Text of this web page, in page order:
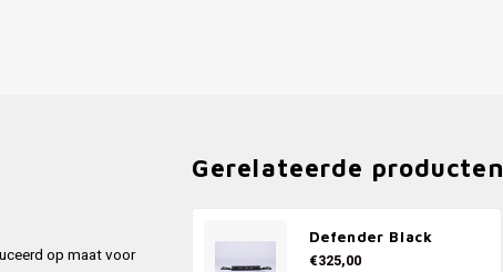
op maat voor
Gerelateerde producten
Defender Black
€325,00